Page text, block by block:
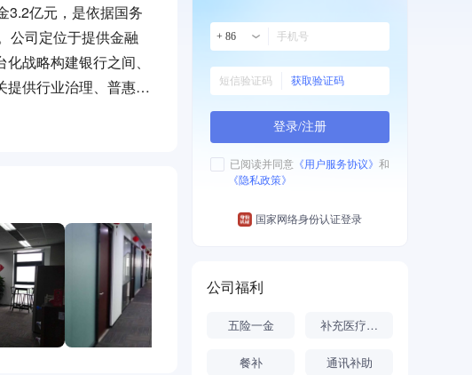
3.2亿元，是依据国务
公司定位于提供金融
战略构建银行之间、
提供行业治理、普惠金
国有大型银行、多数
+ 86
获取验证码
登录/注册
已阅读并同意 《用户服务协议》 和
《隐私政策》
国家网络身份认证登录
公司福利
五险一金 补充医疗保险
餐补 通讯补助